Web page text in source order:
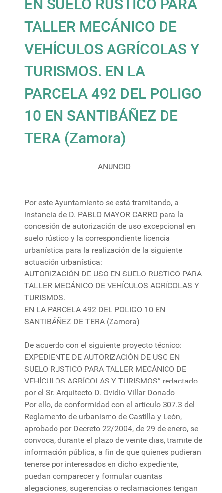
EN SUELO RUSTICO PARA
TALLER MECÁNICO DE
VEHÍCULOS AGRÍCOLAS Y
TURISMOS. EN LA
PARCELA 492 DEL POLIGO
10 EN SANTIBÁÑEZ DE
TERA (Zamora)
ANUNCIO
Por este Ayuntamiento se está tramitando, a
instancia de D. PABLO MAYOR CARRO para la
concesión de autorización de uso excepcional en
suelo rústico y la correspondiente licencia
urbanística para la realización de la siguiente
actuación urbanística:
AUTORIZACIÓN DE USO EN SUELO RUSTICO PARA
TALLER MECÁNICO DE VEHÍCULOS AGRÍCOLAS Y
TURISMOS.
EN LA PARCELA 492 DEL POLIGO 10 EN
SANTIBÁÑEZ DE TERA (Zamora)
De acuerdo con el siguiente proyecto técnico:
EXPEDIENTE DE AUTORIZACIÓN DE USO EN
SUELO RUSTICO PARA TALLER MECÁNICO DE
VEHÍCULOS AGRÍCOLAS Y TURISMOS” redactado
por el Sr. Arquitecto D. Ovidio Villar Donado
Por ello, de conformidad con el artículo 307.3 del
Reglamento de urbanismo de Castilla y León,
aprobado por Decreto 22/2004, de 29 de enero, se
convoca, durante el plazo de veinte días, trámite de
información pública, a fin de que quienes pudieran
tenerse por interesados en dicho expediente,
puedan comparecer y formular cuantas
alegaciones, sugerencias o reclamaciones tengan